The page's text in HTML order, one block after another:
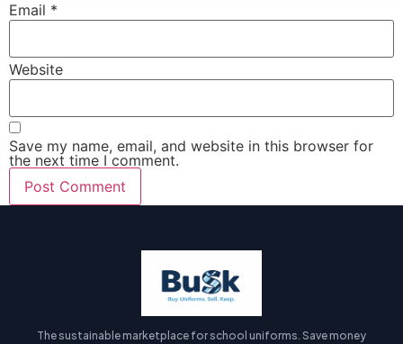
Email *
Website
Save my name, email, and website in this browser for
the next time I comment.
The sustainable marketplace for school uniforms. Save money